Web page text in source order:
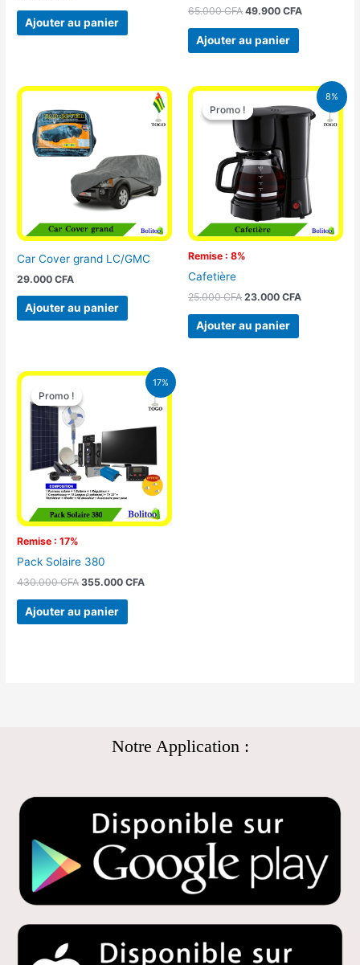
Ajouter au panier
65.000CFA 49.900 CFA
Ajouter au panier
Car Cover grand LC/GMC
29.000CFA
Ajouter au panier
8%
Promo !
Remise : 8%
Promo !
Cafetière
25.000CFA
Le
prix
initial
25.000 CFA.
23.000 CFA
Le
prix
actuel
est :
23.000 CFA.
Ajouter au panier
17%
Promo !
Remise : 17%
Promo !
Pack Solaire 380
430.000CFA
Le
initial
était :
430.000 CFA.
355.000CFA
Le
prix
actuel
355.000 CFA.
Ajouter au panier
Notre Application :